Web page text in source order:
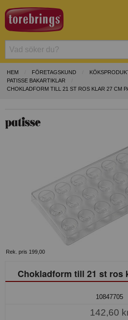
HEM FÖRETAGSKUND
PATISSE BAKARTIKLAR
CHOKLADFORM TILL 21 ST ROS KLAR 27 CM
Rek. pris 199,00
Chokladform till 21 st ros
10847705
142,60